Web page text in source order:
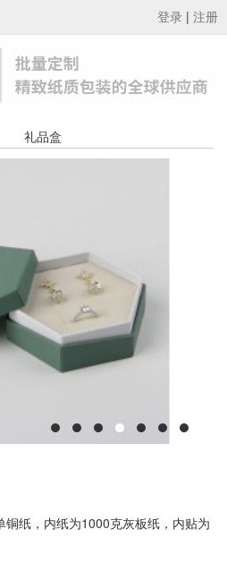
登录 | 注册
礼品盒
纸，内纸为1000克灰板纸，内贴为